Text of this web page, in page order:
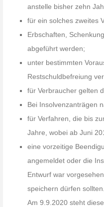
anstelle bisher zehn
für ein solches zweites
Erbschaften,
abgeführt werden;
unter bestimmten
Restschuldbefreiung
für Verbraucher gelten
Bei Insolvenzanträgen
für Verfahren, die bis
Jahre, wobei ab Juni
eine vorzeitige
angemeldet oder die
Entwurf war
speichern dürfen
Am 9.9.2020 steht